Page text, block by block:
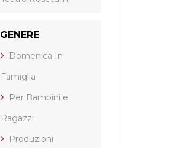
GENERE
Domenica In
Famiglia
Per Bambini e
Ragazzi
Produzioni